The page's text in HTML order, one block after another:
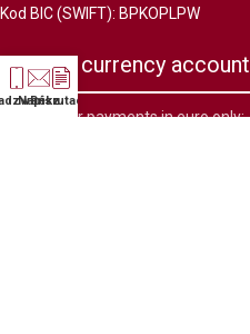
Kod BIC (SWIFT): BPKOPLPW
Foreign currency account
Account for payments in euro only:
Napisz
Rekrutacja